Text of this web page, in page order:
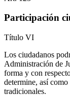
Participación
Título VI
Los ciudadanos
Administración de
forma y con
determine, así
tradicionales.